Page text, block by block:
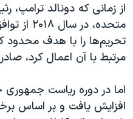
قانون شفافیت دارائی کادر
اعتراضات مردمی آبان ۹۸
اسرائیل در جنگ
همایش محافظه‌کاران آمریکا
از زمانی که دونالد
متحده،
تحریم‌ها را با هدف محدود
مرتبط با آن اعمال کرد،
اما در دوره ریاست جمهوری
افزایش یافت و بر اساس